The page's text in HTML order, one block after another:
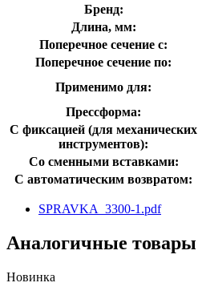
Бренд:
Длина, мм:
Поперечное сечение с:
Поперечное сечение по:
Применимо для:
Прессформа:
С фиксацией (для механических
инструментов):
Со сменными вставками:
С автоматическим возвратом:
SPRAVKA_3300-1.pdf
Аналогичные товары
Новинка